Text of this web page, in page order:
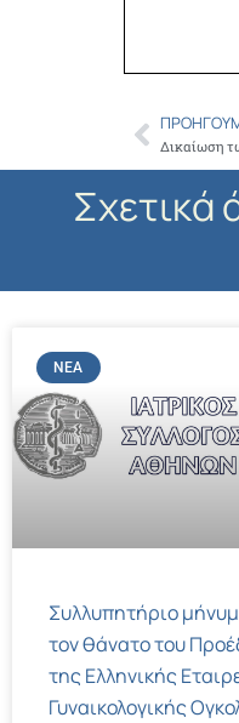
Prev
Σχετικά
ΝΈΑ
Συλλυπητήριο
τον θάνατο του
της Ελληνικής
Γυναικολογικής